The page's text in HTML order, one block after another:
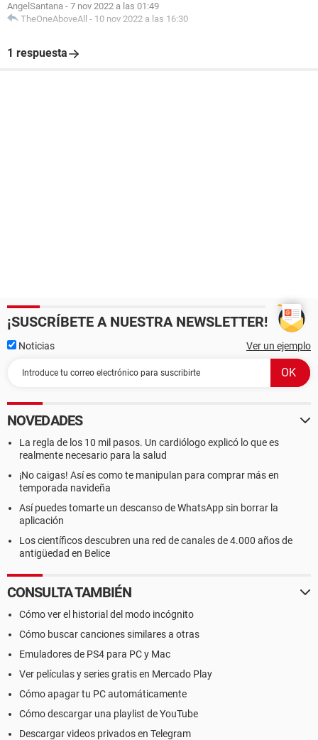
AngelSantana - 7 nov 2022 a las 01:49
TheOneAboveAll - 10 nov 2022 a las 16:30
1 respuesta
¡SUSCRÍBETE A NUESTRA NEWSLETTER!
Noticias Ver un ejemplo
NOVEDADES
La regla de los 10 mil pasos. Un cardiólogo explicó lo que es
realmente necesario para la salud
¡No caigas! Así es como te manipulan para comprar más en
temporada navideña
Así puedes tomarte un descanso de WhatsApp sin borrar la
aplicación
Los científicos descubren una red de canales de 4.000 años de
antigüedad en Belice
CONSULTA TAMBIÉN
Cómo ver el historial del modo incógnito
Cómo buscar canciones similares a otras
Emuladores de PS4 para PC y Mac
Ver películas y series gratis en Mercado Play
Cómo apagar tu PC automáticamente
Cómo descargar una playlist de YouTube
Descargar videos privados en Telegram